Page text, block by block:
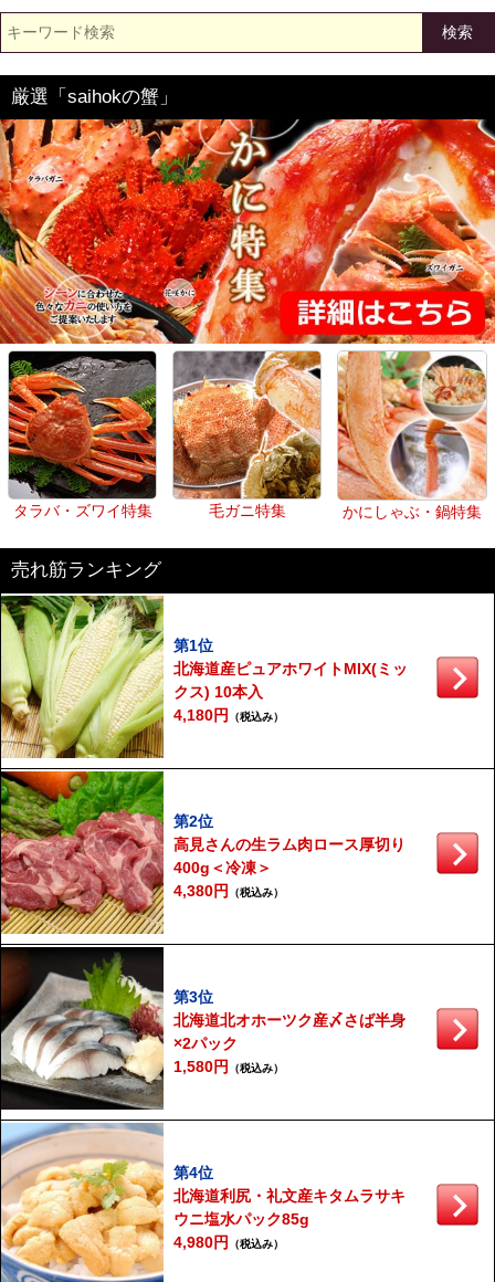
検索
厳選「saihokの蟹」
タラバ・ズワイ特集 毛ガニ特集 かにしゃぶ・鍋特集
売れ筋ランキング
第1位
北海道産ピュアホワイトMIX(ミッ
クス) 10本入
4,180円 （税込み）
第2位
高見さんの生ラム肉ロース厚切り
400g＜冷凍＞
4,380円 （税込み）
第3位
北海道北オホーツク産〆さば半身
×2パック
1,580円 （税込み）
第4位
北海道利尻・礼文産キタムラサキ
ウニ塩水パック85g
4,980円 （税込み）